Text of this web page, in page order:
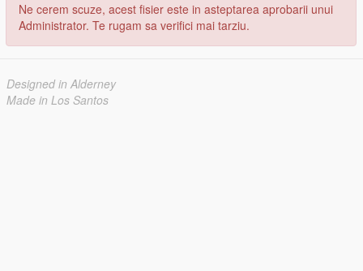
Ne cerem scuze, acest fisier este in asteptarea aprobarii unui
Administrator. Te rugam sa verifici mai tarziu.
Designed in Alderney
Made in Los Santos